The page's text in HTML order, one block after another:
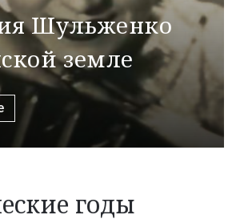
Шульженко
земле
годы